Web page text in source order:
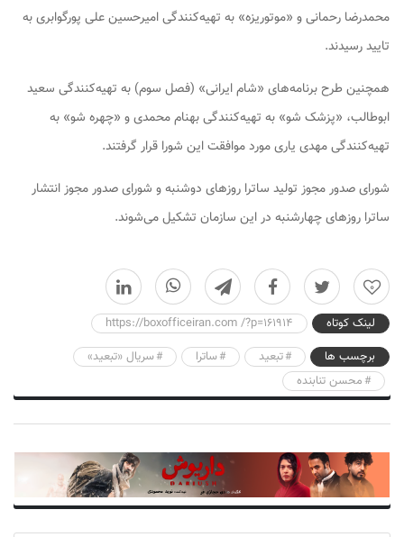
محمدرضا رحمانی و «موتوریزه» به تهیه‌کنندگی امیرحسین علی پورگوابری به
تایید رسیدند.
همچنین طرح برنامه‌های «شام ایرانی» (فصل سوم) به تهیه‌کنندگی سعید
ابوطالب، «پزشک شو» به تهیه‌کنندگی بهنام محمدی و «چهره شو» به
تهیه‌کنندگی مهدی یاری مورد موافقت این شورا قرار گرفتند.
شورای صدور مجوز تولید ساترا روزهای دوشنبه و شورای صدور مجوز انتشار
ساترا روزهای چهارشنبه در این سازمان تشکیل می‌شوند.
0
لینک کوتاه
https://boxofficeiran.com /?p=161914
برچسب ها
تبعید ساترا
سریال «تبعید»
محسن تنابنده